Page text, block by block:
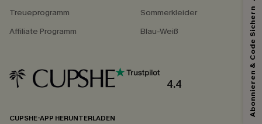
Treueprogramm
Affiliate Programm
Sommerkleider
Blau-Weiß
4.4
CUPSHE-APP HERUNTERLADEN
Abonnieren & Code Sichern